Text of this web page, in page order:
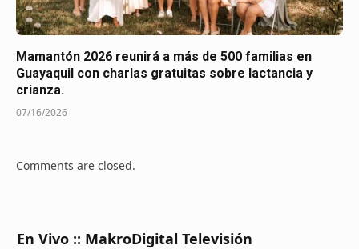
Mamantón 2026 reunirá a más de 500 familias en
Guayaquil con charlas gratuitas sobre lactancia y
crianza.
07/16/2026
Comments are closed.
En Vivo :: MakroDigital Televisión